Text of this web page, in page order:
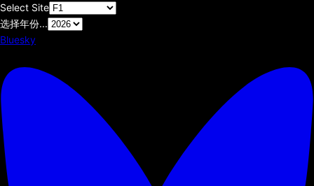
Select Site
选择年份...
Bluesky